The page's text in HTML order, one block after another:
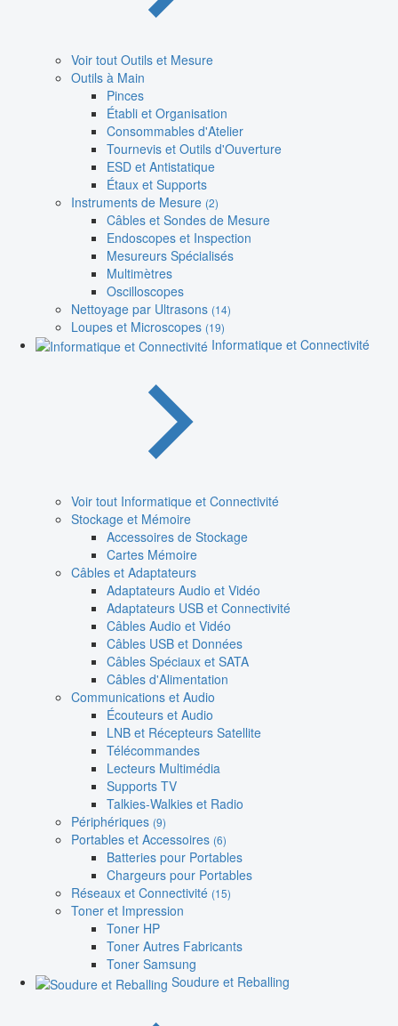
Voir tout Outils et Mesure
Outils à Main
Pinces
Établi et Organisation
Consommables d'Atelier
Tournevis et Outils d'Ouverture
ESD et Antistatique
Étaux et Supports
Instruments de Mesure (2)
Câbles et Sondes de Mesure
Endoscopes et Inspection
Mesureurs Spécialisés
Multimètres
Oscilloscopes
Nettoyage par Ultrasons (14)
Loupes et Microscopes (19)
Informatique et Connectivité
Voir tout Informatique et Connectivité
Stockage et Mémoire
Accessoires de Stockage
Cartes Mémoire
Câbles et Adaptateurs
Adaptateurs Audio et Vidéo
Adaptateurs USB et Connectivité
Câbles Audio et Vidéo
Câbles USB et Données
Câbles Spéciaux et SATA
Câbles d'Alimentation
Communications et Audio
Écouteurs et Audio
LNB et Récepteurs Satellite
Télécommandes
Lecteurs Multimédia
Supports TV
Talkies-Walkies et Radio
Périphériques (9)
Portables et Accessoires (6)
Batteries pour Portables
Chargeurs pour Portables
Réseaux et Connectivité (15)
Toner et Impression
Toner HP
Toner Autres Fabricants
Toner Samsung
Soudure et Reballing